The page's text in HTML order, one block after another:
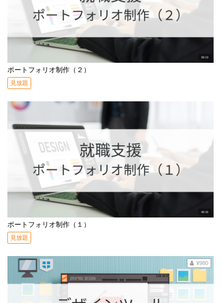
00:13
ポートフォリオ制作（２）
見放題
00:15
ポートフォリオ制作（１）
見放題
¥980